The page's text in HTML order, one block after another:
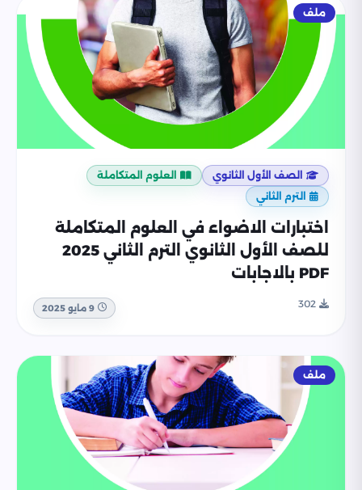
ملف
الصف الأول الثانوي
العلوم المتكاملة
الترم الثاني
اختبارات الاضواء في العلوم المتكاملة
للصف الأول الثانوي الترم الثاني 2025
PDF بالاجابات
302 9 مايو 2025
ملف